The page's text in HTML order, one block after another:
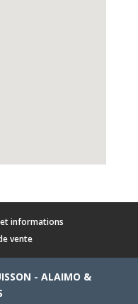
informations
vente
- ALAIMO &